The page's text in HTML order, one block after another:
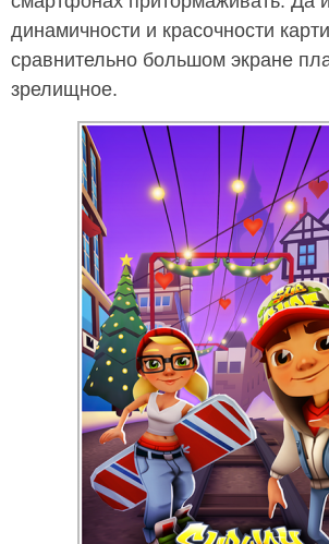
динамичности и красочности
сравнительно большом экране
зрелищное.